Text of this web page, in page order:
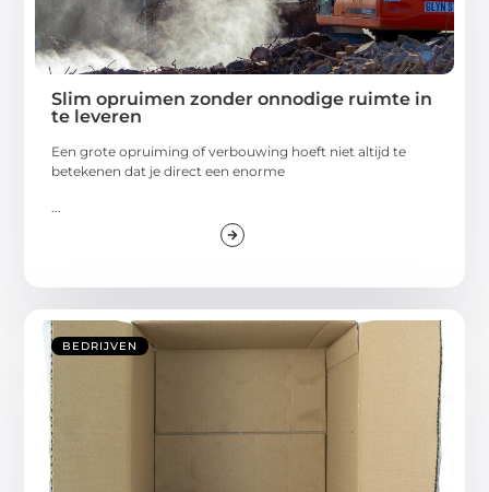
Slim opruimen zonder onnodige ruimte in
te leveren
Een grote opruiming of verbouwing hoeft niet altijd te
betekenen dat je direct een enorme
BEDRIJVEN